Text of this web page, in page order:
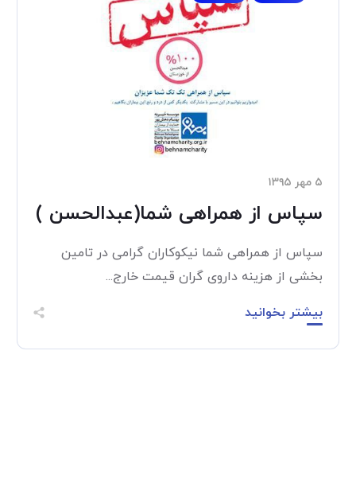
۵ مهر ۱۳۹۵
سپاس از همراهی شما(عبدالحسن )
سپاس از همراهی شما نیکوکاران گرامی در تامین
بخشی از هزینه داروی گران قیمت خارج...
بیشتر بخوانید